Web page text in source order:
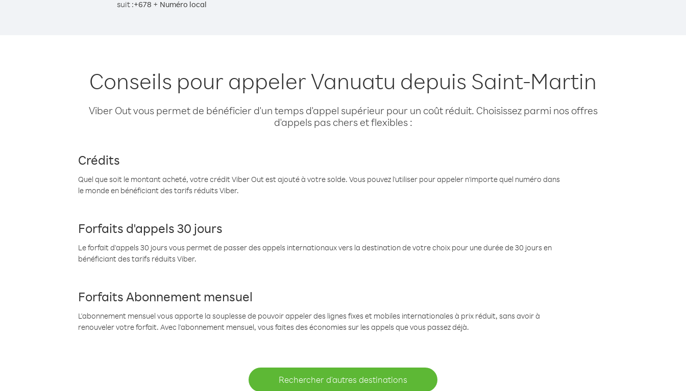
suit :+678 + Numéro local
Conseils pour appeler Vanuatu depuis Saint-Martin
Viber Out vous permet de bénéficier d'un temps d'appel supérieur pour un coût réduit. Choisissez parmi nos offres
d'appels pas chers et flexibles :
Crédits
Quel que soit le montant acheté, votre crédit Viber Out est ajouté à votre solde. Vous pouvez l'utiliser pour appeler n'importe quel numéro dans
le monde en bénéficiant des tarifs réduits Viber.
Forfaits d'appels 30 jours
Le forfait d'appels 30 jours vous permet de passer des appels internationaux vers la destination de votre choix pour une durée de 30 jours en
bénéficiant des tarifs réduits Viber.
Forfaits Abonnement mensuel
L'abonnement mensuel vous apporte la souplesse de pouvoir appeler des lignes fixes et mobiles internationales à prix réduit, sans avoir à
renouveler votre forfait. Avec l'abonnement mensuel, vous faites des économies sur les appels que vous passez déjà.
Rechercher d'autres destinations